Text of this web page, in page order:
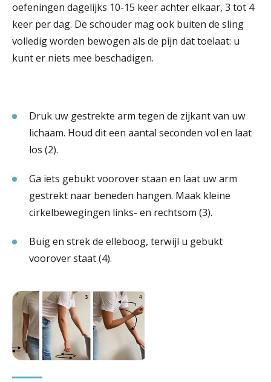
oefeningen dagelijks 10-15 keer achter elkaar, 3 tot 4
keer per dag. De schouder mag ook buiten de sling
volledig worden bewogen als de pijn dat toelaat: u
kunt er niets mee beschadigen.
Druk uw gestrekte arm tegen de zijkant van uw
lichaam. Houd dit een aantal seconden vol en laat
los (2).
Ga iets gebukt voorover staan en laat uw arm
gestrekt naar beneden hangen. Maak kleine
cirkelbewegingen links- en rechtsom (3).
Buig en strek de elleboog, terwijl u gebukt
voorover staat (4).